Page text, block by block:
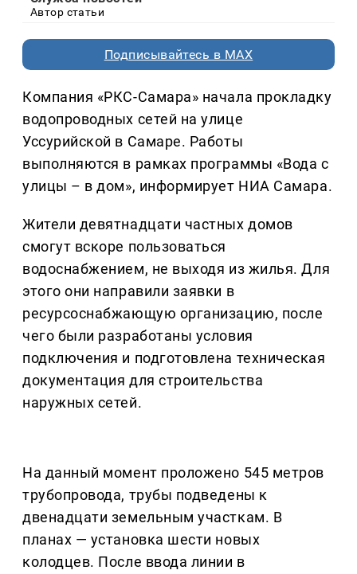
Автор статьи
Подписывайтесь в MAX
Компания «РКС-Самара» начала прокладку
водопроводных сетей на улице
Уссурийской в Самаре. Работы
выполняются в рамках программы «Вода с
улицы – в дом», информирует НИА Самара.
Жители девятнадцати частных домов
смогут вскоре пользоваться
водоснабжением, не выходя из жилья. Для
этого они направили заявки в
ресурсоснабжающую организацию, после
чего были разработаны условия
подключения и подготовлена техническая
документация для строительства
наружных сетей.
На данный момент проложено 545 метров
трубопровода, трубы подведены к
двенадцати земельным участкам. В
планах — установка шести новых
колодцев. После ввода линии в